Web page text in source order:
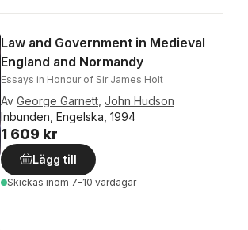
Law and Government in Medieval
England and Normandy
Essays in Honour of Sir James Holt
Av George Garnett John Hudson
Inbunden, Engelska, 1994
1 609 kr
Lägg till
Skickas inom 7-10 vardagar